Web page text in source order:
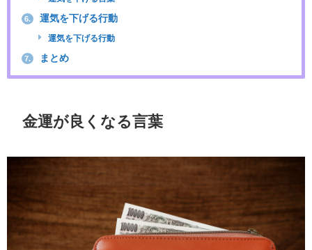
6. 運気を下げる行動
運気を下げる行動
7. まとめ
金運が良くなる言葉